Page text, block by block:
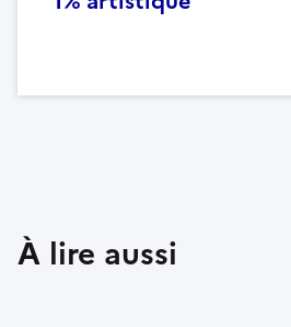
À lire aussi